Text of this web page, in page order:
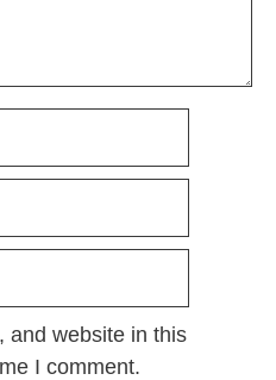
and website in this
I comment.